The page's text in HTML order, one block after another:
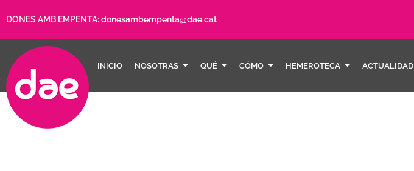
DONES AMB EMPENTA:donesambempenta@dae.cat
INICIO NOSOTRAS QUÉ CÓMO HEMEROTECA ACTUALIDAD